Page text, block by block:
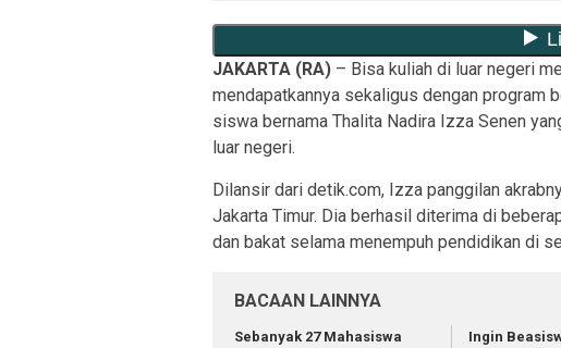
JAKARTA (RA) – Bisa kuliah di luar negeri
mendapatkannya sekaligus dengan program
siswa bernama Thalita Nadira Izza Senen
luar negeri.
Dilansir dari detik.com, Izza panggilan
Jakarta Timur. Dia berhasil diterima di
dan bakat selama menempuh pendidikan di
BACAAN LAINNYA
Sebanyak 27 Mahasiswa
Ingin